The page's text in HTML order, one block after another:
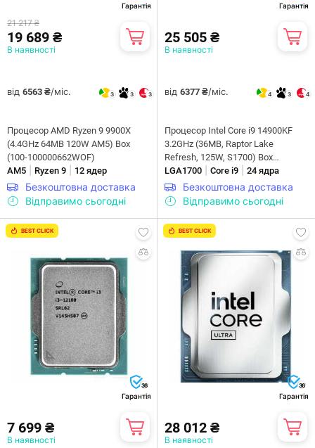
Гарантія
21 217 ₴
19 689 ₴
В наявності
від 6563 ₴/міс. 3 3 3
Процесор AMD Ryzen 9 9900X
(4.4GHz 64MB 120W AM5) Box
(100-100000662WOF)
AM5
Ryzen 9 12 ядер
Безкоштовна доставка
Відправимо сьогодні
Гарантія
25 505 ₴
В наявності
від 6377 ₴/міс. 4 3 4
Процесор Intel Core i9 14900KF
3.2GHz (36MB, Raptor Lake
Refresh, 125W, S1700) Box
(BX8071514900KF)
LGA1700 Core i9 24 ядра
Безкоштовна доставка
Відправимо сьогодні
BEST CLICK
36
Гарантія
7 699 ₴
В наявності
BEST CLICK
36
Гарантія
28 012 ₴
В наявності